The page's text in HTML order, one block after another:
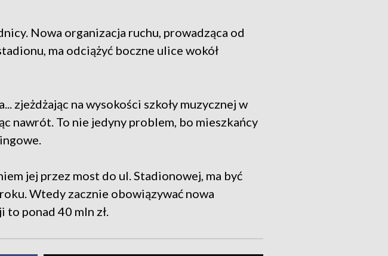
Nowa organizacja ruchu, prowadząca od
ma odciążyć boczne ulice wokół
zjeżdżając na wysokości szkoły muzycznej w
nawrót. To nie jedyny problem, bo mieszkańcy
jej przez most do ul. Stadionowej, ma być
Wtedy zacznie obowiązywać nowa
ponad 40 mln zł.